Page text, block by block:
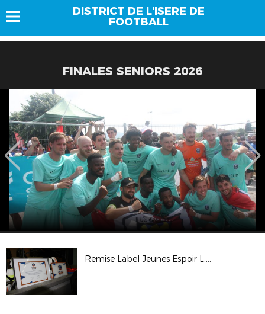
DISTRICT DE L'ISERE DE
FOOTBALL
FINALES SENIORS 2026
Remise Label Jeunes Espoir L.C.A. Foot 38